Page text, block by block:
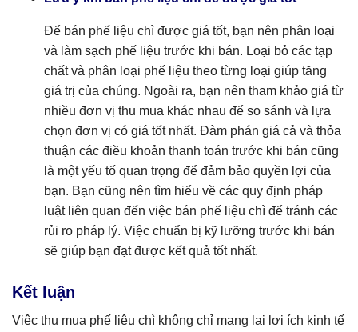
Để bán phế liệu chì được giá tốt, bạn nên phân loại
và làm sạch phế liệu trước khi bán. Loại bỏ các tạp
chất và phân loại phế liệu theo từng loại giúp tăng
giá trị của chúng. Ngoài ra, bạn nên tham khảo giá từ
nhiều đơn vị thu mua khác nhau để so sánh và lựa
chọn đơn vị có giá tốt nhất. Đàm phán giá cả và thỏa
thuận các điều khoản thanh toán trước khi bán cũng
là một yếu tố quan trọng để đảm bảo quyền lợi của
bạn. Bạn cũng nên tìm hiểu về các quy định pháp
luật liên quan đến việc bán phế liệu chì để tránh các
rủi ro pháp lý. Việc chuẩn bị kỹ lưỡng trước khi bán
sẽ giúp bạn đạt được kết quả tốt nhất.
Kết luận
Việc thu mua phế liệu chì không chỉ mang lại lợi ích kinh tế